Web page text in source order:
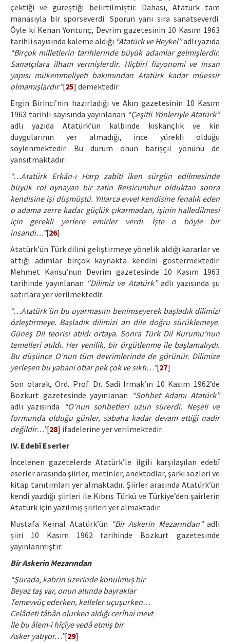
çektiği ve güreştiği belirtilmiştir. Dahası, Atatürk tam
manasıyla bir sporseverdi. Sporun yanı sıra sanatseverdi.
Öyle ki Kenan Yontunç, Devrim gazetesinin 10 Kasım 1963
tarihli sayısında kaleme aldığı “Atatürk ve Heykel”adlı yazıda
“Birçok milletlerin tarihlerinde büyük adamlar gelmişlerdir.
Sanatçılara ilham vermişlerdir. Hiçbiri fizyonomi ve insan
yapısı mükemmeliyeti bakımından Atatürk kadar müessir
olmamışlardır”[25] demektedir.
Ergin Birinci’nin hazırladığı ve Akın gazetesinin 10 Kasım
1963 tarihli sayısında yayınlanan “Çeşitli Yönleriyle Atatürk”
adlı yazıda Atatürk’ün kalbinde kıskançlık ve kin
duygularının yer almadığı, ince yürekli olduğu
söylenmektedir. Bu durum onun barışçıl yönünü de
yansıtmaktadır:
“…Atatürk Erkân-ı Harp zabiti iken sürgün edilmesinde
büyük rol oynayan bir zatin Reisicumhur olduktan sonra
kendisine işi düşmüştü. Yıllarca evvel kendisine fenalık eden
o adama zerre kadar güçlük çıkarmadan, işinin halledilmesi
için gerekli yerlere emirler verdi. İşte o böyle bir
insandı…”[26]
Atatürk’ün Türk dilini geliştirmeye yönelik aldığı kararlar ve
attığı adımlar birçok kaynakta kendini göstermektedir.
Mehmet Kansu’nun Devrim gazetesinde 10 Kasım 1963
tarihinde yayınlanan “Dilimiz ve Atatürk”adlı yazısında şu
satırlara yer verilmektedir:
“…Atatürk’ün bu uyarmasını benimseyerek başladık dilimizi
özleştirmeye. Başladık dilimizi arı dile doğru sürüklemeye.
Güneş Dil teorisi atıldı ortaya. Sonra Türk Dil Kurumu’nun
temelleri atıldı. Her yenilik, bir örgütlenme ile başlamalıydı.
Bu düşünce O’nun tüm devrimlerinde de görünür. Dilimize
yerleşen bu yabani otlar pek çok ve sıktı…”[27]
Son olarak, Ord. Prof. Dr. Sadi Irmak’ın 10 Kasım 1962’de
Bozkurt gazetesinde yayınlanan “Sohbet Adamı Atatürk”
adlı yazısında
“O’nun sohbetleri uzun sürerdi. Neşeli ve
formunda olduğu günler, sabaha kadar devam ettiği nadir
değildir…”[28] ifadelerine yer verilmektedir.
IV. Edebî Eserler
İncelenen gazetelerde Atatürk’le ilgili karşılaşılan edebî
eserler arasında şiirler, metinler, anektodlar, şarkı sözleri ve
kitap tanıtımları yer almaktadır. Şiirler arasında Atatürk’ün
kendi yazdığı şiirleri ile Kıbrıs Türkü ve Türkiye’den şairlerin
Atatürk için yazılmış şiirleri yer almaktadır.
Mustafa Kemal Atatürk’ün “Bir Askerin Mezarından”adlı
şiiri 10 Kasım 1962 tarihinde Bozkurt gazetesinde
yayınlanmıştır:
Bir Askerin Mezarından
“Şurada, kabrin üzerinde konulmuş bir
Beyaz taş var, onun altında bayraklar
Temevvüç ederken, kelleler uçuşurken…
Celâdeti tâbân olurken aldığı cerîhai mevt
İle bu âlem-i hîçîye vedâ etmiş bir
Asker yatıyor…”[29]